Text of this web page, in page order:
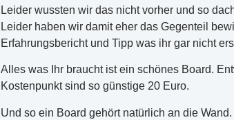
Leider wussten wir das nicht vorher und so
Leider haben wir damit eher das Gegenteil
Erfahrungsbericht und Tipp was ihr gar nicht
Alles was Ihr braucht ist ein schönes Board.
Kostenpunkt sind so günstige 20 Euro.
Und so ein Board gehört natürlich an die